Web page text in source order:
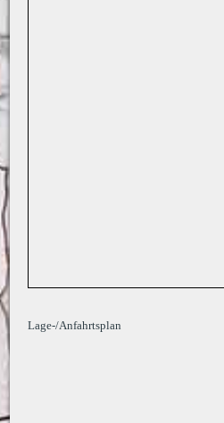
Lage-/Anfahrtsplan